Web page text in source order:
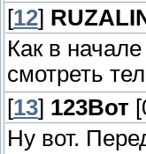
[12]
Как в
смотреть
[13] 123Вот
Ну вот.